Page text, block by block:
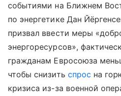
событиями на Ближнем
по энергетике Дан
призвал ввести меры
энергоресурсов»,
гражданам Евросоюза
чтобы снизить спрос на
кризиса из-за военной